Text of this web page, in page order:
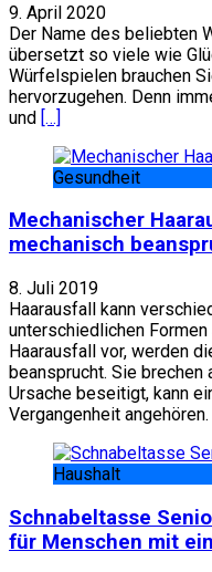
9. April 2020
Der Name des beliebten
übersetzt so viele wie
Würfelspielen brauchen
hervorzugehen. Denn
und […]
Gesundheit
Mechanischer
mechanisch
8. Juli 2019
Haarausfall kann
unterschiedlichen
Haarausfall vor, werden
beansprucht. Sie
Ursache beseitigt, kann
Vergangenheit angehören.
Haushalt
Schnabeltasse
für Menschen mit